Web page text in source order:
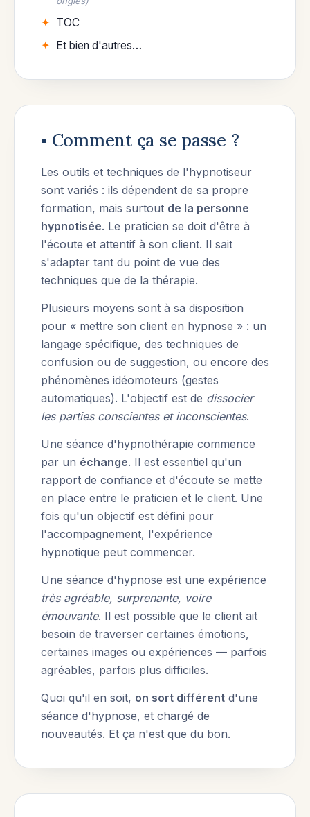
TOC
Et bien d'autres…
▪︎ Comment ça se passe ?
Les outils et techniques de l'hypnotiseur
sont variés : ils dépendent de sa propre
formation, mais surtout de la personne
hypnotisée. Le praticien se doit d'être à
l'écoute et attentif à son client. Il sait
s'adapter tant du point de vue des
techniques que de la thérapie.
Plusieurs moyens sont à sa disposition
pour « mettre son client en hypnose » : un
langage spécifique, des techniques de
confusion ou de suggestion, ou encore des
phénomènes idéomoteurs (gestes
automatiques). L'objectif est de dissocier
les parties conscientes et inconscientes.
Une séance d'hypnothérapie commence
par un échange. Il est essentiel qu'un
rapport de confiance et d'écoute se mette
en place entre le praticien et le client. Une
fois qu'un objectif est défini pour
l'accompagnement, l'expérience
hypnotique peut commencer.
Une séance d'hypnose est une expérience
très agréable, surprenante, voire
émouvante. Il est possible que le client ait
besoin de traverser certaines émotions,
certaines images ou expériences — parfois
agréables, parfois plus difficiles.
Quoi qu'il en soit, on sort différent d'une
séance d'hypnose, et chargé de
nouveautés. Et ça n'est que du bon.